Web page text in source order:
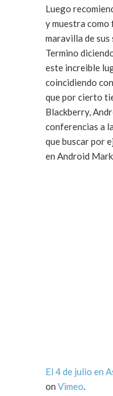
Luego
y muestra como
maravilla de
Termino
este increible
coincidiendo
que por cierto
Blackberry,
conferencias a las
que buscar por
en Android
El 4 de julio en
on Vimeo.